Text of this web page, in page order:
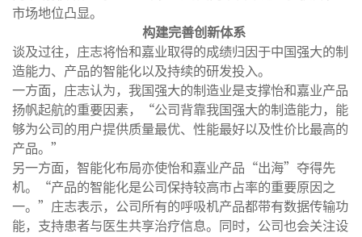
市场地位凸显。
构建完善创新体系
谈及过往，庄志将怡和嘉业取得的成绩归因于中国强大的制
造能力、产品的智能化以及持续的研发投入。
一方面，庄志认为，我国强大的制造业是支撑怡和嘉业产品
扬帆起航的重要因素，“公司背靠我国强大的制造能力，能
够为公司的用户提供质量最优、性能最好以及性价比最高的
产品。”
另一方面，智能化布局亦使怡和嘉业产品“出海”夺得先
机。“产品的智能化是公司保持较高市占率的重要原因之
一。”庄志表示，公司所有的呼吸机产品都带有数据传输功
能，支持患者与医生共享治疗信息。同时，公司也会关注设